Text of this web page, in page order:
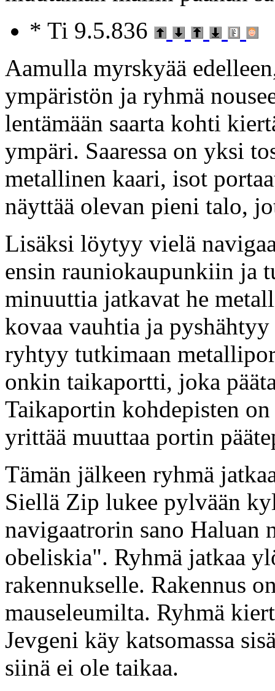
* Ti 9.5.836
Aamulla myrskyää
ympäristön ja ryhmä
lentämään saarta kohti
ympäri. Saaressa on yksi
metallinen kaari, isot
näyttää olevan pieni talo,
Lisäksi löytyy vielä
ensin rauniokaupunkiin ja
minuuttia jatkavat he
kovaa vauhtia ja
ryhtyy tutkimaan
onkin taikaportti, joka
Taikaportin kohdepisten
yrittää muuttaa portin
Tämän jälkeen ryhmä
Siellä Zip lukee pylvään
navigaatrorin sano Haluan
obeliskia". Ryhmä jatkaa
rakennukselle. Rakennus
mauseleumilta. Ryhmä
Jevgeni käy katsomassa
siinä ei ole taikaa.